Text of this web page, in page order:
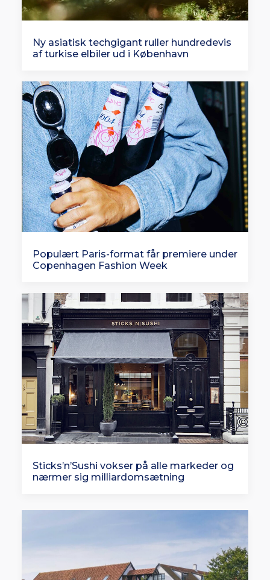
Ny asiatisk techgigant ruller hundredevis
af turkise elbiler ud i København
Populært Paris-format får premiere under
Copenhagen Fashion Week
Sticks’n’Sushi vokser på alle markeder og
nærmer sig milliardomsætning